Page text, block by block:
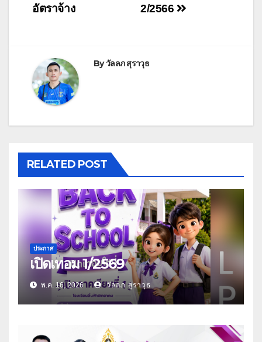
2/2566
อัตราจ้าง
Byวัลลภ สุราวุธ
RELATED POST
ประกาศ
เปิดเทอม 1/2569
พ.ค. 16, 2026 วัลลภ สุราวุธ